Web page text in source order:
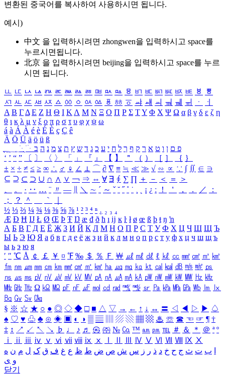
변환된 중국어를 복사하여 사용하시면 됩니다.
예시)
中文 을 입력하시려면 zhongwen을 입력하시고 space를
누르시면됩니다.
北京 을 입력하시려면 beijing을 입력하시고 space를 누르
시면 됩니다.
ㅥ ㅦ ㅧ ㅨ ㅩ ㅪ ㅫ ㅬ ㅭ ㅮ ㅯ ㅰ ㅱ ㅲ ㅳ ㅴ ㅵ ㅶ ㅷ ㅸ
ㅹ
ㅺ ㅻ ㅼ ㅽ ㅾ ㅿ ㆀ ㆁ ㆂ ㆃ ㆄ ㆅ ㆆ ㆇ ㆈ ㆉ ㆊ ㆋ ㆌ ㆍ
ㆎ
Α Β ΓΔ Ε Ζ Η Θ Ι ΚΛ Μ Ν Ξ Ο Π Ρ Σ ΤΥ Φ Χ Ψ Ω α β γ δ ε ζ η
θ ι κ λ μ ν ξ ο π ρ σ τ υ φ χ ψ ω
á à Á À é è É È ç Ç ê
Ä Ö Ü ä ö ü ß
ִֶֹ ֻּ ׁׂ פ ם ן ו ט א ר ק ף ך ל ח י ע כ ג ד ש ץ ת צ מ נ ה ב
‘ ’ “ ” 〔 〕 〈 〉 「 」 『 』 【 】 ＂ （ ） ［ ］ ｛ ｝
± × ÷ ≠ ≤ ≥ ∞ ∴ ♂ ♀ ∠ ⊥ ⌒ ∂ ∇ ≡ ≒ ≪ ≫ √ ∽ ∝ ∵ ∫ ∬ ∈ ∋
⊆ ⊇ ⊂ ⊃ ∪ ∩ ∧ ∨ ￢ ⇒ ⇔ ∀ ∃ ∮ ∑ ∏ ＋ － ＜ ＝
＞
、
。 · ‥ … ¨ 〃 ― ＼ ∼ ´ ～ ˇ ˘ ˝ ˚ ˙ ¸ ¡ ¿ ː ！ ＇ ， ． ／
：
；
？ ＾ ｀
½ ⅓ ⅔ ¼ ¾ ⅛ ⅜ ⅝ ⅞ ¹ ² ³ ⁴ ⁿ ₁ ₂ ₃ ₄
Æ Ð Ħ Ĳ Ł Ø Œ Þ Ŧ Ŋ æ đ ð ħ ı ĳ ĸ ŀ ł ø œ ß þ ŧ ŋ ŉ
А Б В Г Д Е Ё Ж З И Й К Л М Н О П Р С Т У Ф Х Ц Ч Ш Щ Ъ
Ы Ь Э Ю Я а б в г д е ё ж з и й к л м н о п р с т у ф х ц ч ш щ ъ
ы ь э ю я
′ ″ ℃ Å ￠ ￡ ￥ ¤ ℉ ‰ ＄ ％ Ｆ ￦ ㎕ ㎖ ㎗ ℓ ㎘ ㏄ ㎣ ㎤ ㎥ ㎦
㎙ ㎚ ㎛ ㎜ ㎝ ㎞ ㎟ ㎠ ㎡ ㎢ ㏊ ㎍ ㎎ ㎏ ㏏ ㎈ ㎉ ㏈ ㎧ ㎨ ㎰
㎱ ㎲ ㎳ ㎴ ㎵ ㎶ ㎷ ㎸ ㎹ ㎀ ㎁ ㎂ ㎃ ㎄ ㎺ ㎻ ㎽ ㎾ ㎿ ㎐ ㎑
㎒ ㎓ ㎔ Ω ㏀ ㏁ ㎊ ㎋ ㎌ ㏖ ㏅ ㎭ ㎮ ㎯ ㏛ ㎩ ㎪ ㎫ ㎬ ㏝ ㏐
㏓
㏃ ㏉ ㏜ ㏆
§ ※ ☆ ★ ○ ● ◎ ◇ ◆ □ ■ △ ▽ → ← ↑ ↓ ↔ 〓 ◁ ◀ ▷ ▶ ♤
♠ ♡ ♥ ♧ ♣ ⊙ ◈ ▣ ◐ ◑ ▒ ▤ ▨ ▧ ▦ ▩ ♨ ☏ ☎ ☜ ☞ ¶ †
‡ ↕ ↗ ↙ ↖ ↘ ♭ ♩ ♪ ♬ ㉿ ㈜ № ㏇ ™ ㏂ ㏘ ℡ ＃ ＆ ＊ ＠ ª º
ⅰ
ⅱ ⅲ ⅳ ⅴ ⅵ ⅶ ⅷ ⅸ ⅹ Ⅳ Ⅴ Ⅵ Ⅶ Ⅷ Ⅸ Ⅹ
ب ت ث ج ح خ د ذ ر ز س ش ص ض ط ظ ع غ ف ق ک ل م ن ه
و ی
닫기